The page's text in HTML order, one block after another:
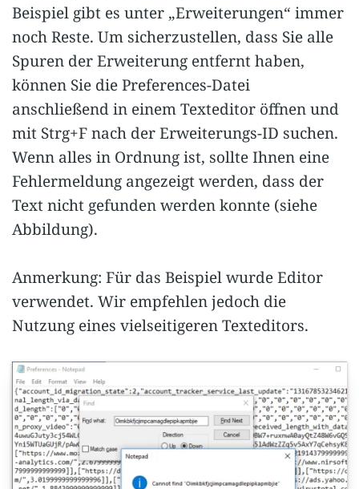
Beispiel gibt es unter „Erweiterungen“ immer
noch Reste. Um sicherzustellen, dass Sie alle
Spuren der Erweiterung entfernt haben,
können Sie die Preferences-Datei
anschließend in einem Texteditor öffnen und
mit Strg+F nach der Erweiterungs-ID suchen.
Wenn alles in Ordnung ist, sollte Ihnen eine
Fehlermeldung angezeigt werden, dass der
Text nicht gefunden werden konnte (siehe
Abbildung).
Anmerkung: Für das Beispiel wurde Editor
verwendet. Wir empfehlen jedoch die
Nutzung eines vielseitigeren Texteditors.